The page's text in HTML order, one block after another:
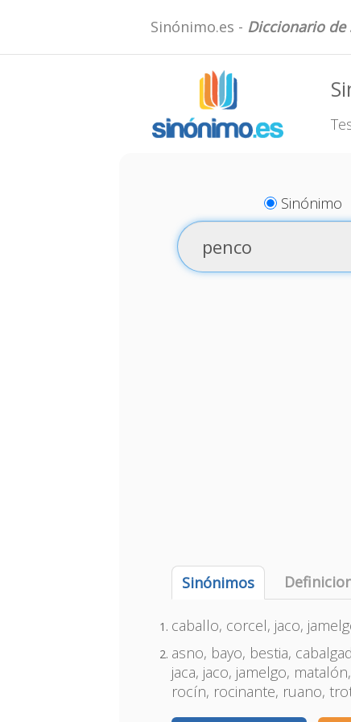
Sinónimo.es - Diccionario de
Sinónimo
Sinónimos
caballo, corcel, jaco,
asno, bayo, bestia,
jaca, jaco, jamelgo,
rocín, rocinante, ruano,